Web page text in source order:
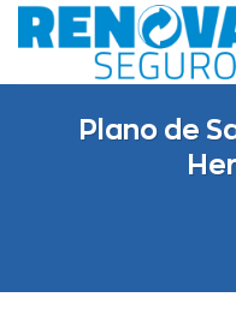
Skip
to
Plano de